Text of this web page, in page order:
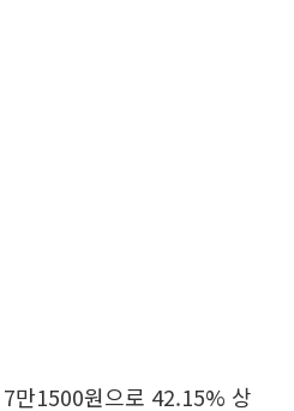
만1500원으로 42.15% 상